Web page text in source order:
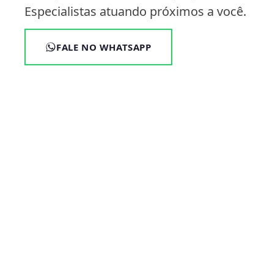
Especialistas atuando próximos a você.
FALE NO WHATSAPP